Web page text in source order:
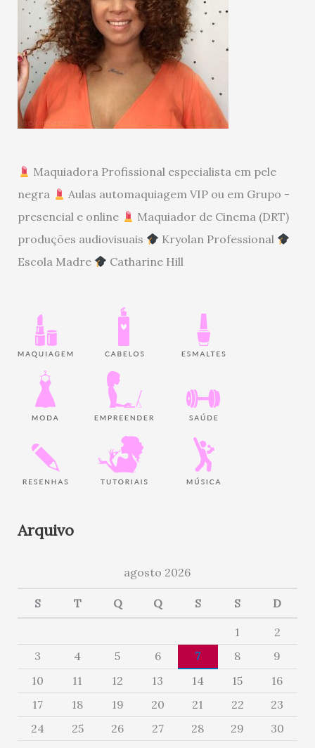
Maquiadora Profissional especialista em pele
negra
Aulas automaquiagem VIP ou em Grupo -
presencial e online
Maquiador de Cinema (DRT)
produções audiovisuais
Kryolan Professional
Escola Madre
Catharine Hill
Arquivo
agosto 2026
S T Q Q S S D
1
2
3
4 5 6 7 8
9
10
11 12 13 14 15
16
17
18 19 20 21 22
23
24
25 26 27 28 29
30